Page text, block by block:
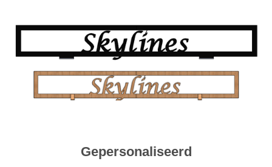
Gepersonaliseerd